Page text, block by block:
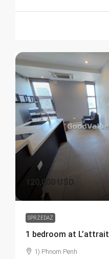
120,000 USD
SPRZEDAŻ
1 bedroom at L’attrait
1) Phnom Penh